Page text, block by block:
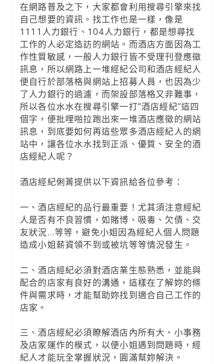
在網路普及之下，大家都會利用搜尋引擎來找
自己想要的資訊。找工作也是一樣，像是
1111人力銀行、104人力銀行，都是想尋找
工作的人必定造訪的網站。而酒店方面因為工
作性質敏感，一般人力銀行皆不受理刊登應徵
訊息，所以網路上一堆經紀公司和酒店經紀人
便自行於部落格與網站上招募人員，也因為少
了人力銀行的過濾，而架設部落格又非難事，
所以各位水水在搜尋引擎一打”酒店經紀”這四
個字，便批哩啪拉跑出來一堆酒店應徵的網站
訊息，到底要如何再這些眾多酒店經紀人的網
站中，讓各位水水找到正派、優質、安全的酒
店經紀人呢？
酒店經紀俐菁提供以下資訊給各位參考：
一、酒店經紀的品行最重要！尤其須注意經紀
人是否有不良習慣，如賭博、吸毒、欠債、交
友狀況…等等，避免小姐因為經紀人個人問題
造成小姐薪資領不到或被坑等等情況發生。
二、酒店經紀必須對酒店業生態熟悉，並能與
配合的店家有良好的溝通，這樣在了解妳的條
件與需求時，才能幫助妳找到適合自己工作的
店家。
三、酒店經紀必須瞭解酒店內所有大、小事務
及店家運作的模式，以便小姐遇到問題時，經
紀人才能玩全掌握狀況，圓滿幫妳解決。